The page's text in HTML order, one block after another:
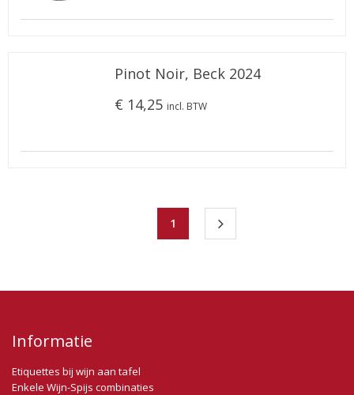
Pinot Noir, Beck 2024
€ 14,25 incl. BTW
1
Informatie
Etiquettes bij wijn aan tafel
Enkele Wijn-Spijs combinaties